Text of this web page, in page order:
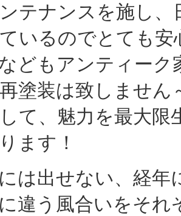
テナンスを施し
いるのでとても安
どもアンティーク
塗装は致しません
て、魅力を最大
ます！
は出せない、経年
違う風合いをそれ